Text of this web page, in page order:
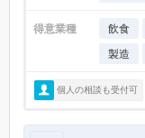
得意業種 飲食
製造
個人の相談も受付可